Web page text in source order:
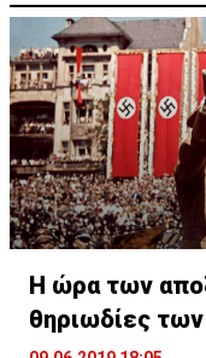
Η ώρα των
θηριωδίες